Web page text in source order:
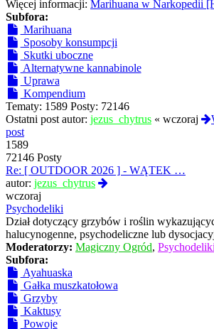
Więcej informacji: Marihuana w Narkopedii
Subfora:
Marihuana
Sposoby konsumpcji
Skutki uboczne
Alternatywne kannabinole
Uprawa
Kompendium
Tematy: 1589 Posty: 72146
Ostatni post autor: jezus_chytrus « wczoraj
post
1589
72146 Posty
Re: [ OUTDOOR 2026 ] - WĄTEK …
autor: jezus_chytrus
wczoraj
Psychodeliki
Dział dotyczący grzybów i roślin
halucynogenne, psychodeliczne lub
Moderatorzy: Magiczny Ogród, Psychodeliki
Subfora:
Ayahuaska
Gałka muszkatołowa
Grzyby
Kaktusy
Powoje